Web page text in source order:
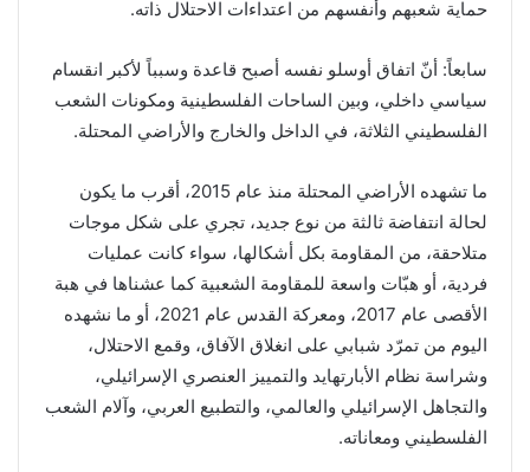
حماية شعبهم وأنفسهم من اعتداءات الاحتلال ذاته.
سابعاً: أنّ اتفاق أوسلو نفسه أصبح قاعدة وسبباً لأكبر انقسام
سياسي داخلي، وبين الساحات الفلسطينية ومكونات الشعب
الفلسطيني الثلاثة، في الداخل والخارج والأراضي المحتلة.
ما تشهده الأراضي المحتلة منذ عام 2015، أقرب ما يكون
لحالة انتفاضة ثالثة من نوع جديد، تجري على شكل موجات
متلاحقة، من المقاومة بكل أشكالها، سواء كانت عمليات
فردية، أو هبّات واسعة للمقاومة الشعبية كما عشناها في هبة
الأقصى عام 2017، ومعركة القدس عام 2021، أو ما نشهده
اليوم من تمرّد شبابي على انغلاق الآفاق، وقمع الاحتلال،
وشراسة نظام الأبارتهايد والتمييز العنصري الإسرائيلي،
والتجاهل الإسرائيلي والعالمي، والتطبيع العربي، وآلام الشعب
الفلسطيني ومعاناته.